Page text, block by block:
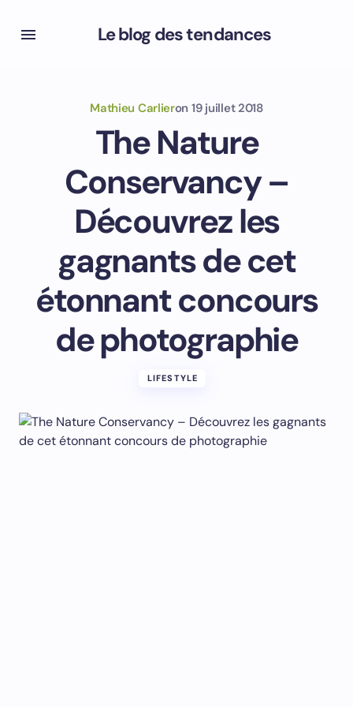
Le blog des tendances
Mathieu Carlieron 19 juillet 2018
The Nature
Conservancy –
Découvrez les
gagnants de cet
étonnant concours
de photographie
LIFESTYLE